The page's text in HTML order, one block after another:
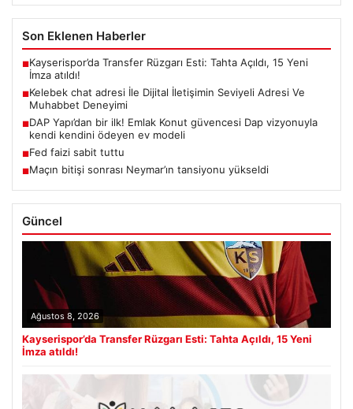
Son Eklenen Haberler
■Kayserispor’da Transfer Rüzgarı Esti: Tahta Açıldı, 15 Yeni
İmza atıldı!
■Kelebek chat adresi İle Dijital İletişimin Seviyeli Adresi Ve
Muhabbet Deneyimi
■DAP Yapı’dan bir ilk! Emlak Konut güvencesi Dap vizyonuyla
kendi kendini ödeyen ev modeli
■Fed faizi sabit tuttu
■Maçın bitişi sonrası Neymar’ın tansiyonu yükseldi
Güncel
Ağustos 8, 2026
Kayserispor’da Transfer Rüzgarı Esti: Tahta Açıldı, 15 Yeni
İmza atıldı!